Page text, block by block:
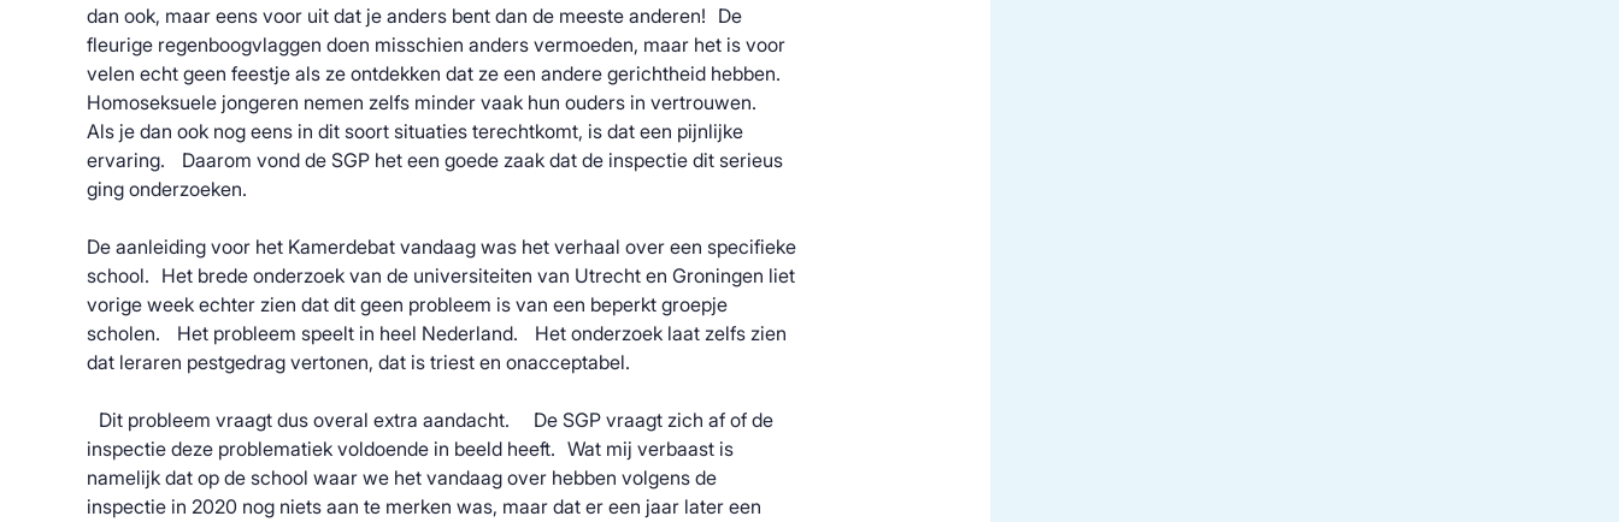
dan ook, maar eens voor uit dat je anders bent dan de meeste anderen! De
fleurige regenboogvlaggen doen misschien anders vermoeden, maar het is voor
velen echt geen feestje als ze ontdekken dat ze een andere gerichtheid hebben.
Homoseksuele jongeren nemen zelfs minder vaak hun ouders in vertrouwen.
Als je dan ook nog eens in dit soort situaties terechtkomt, is dat een pijnlijke
ervaring. Daarom vond de SGP het een goede zaak dat de inspectie dit serieus
ging onderzoeken.
De aanleiding voor het Kamerdebat vandaag was het verhaal over een specifieke
school. Het brede onderzoek van de universiteiten van Utrecht en Groningen liet
vorige week echter zien dat dit geen probleem is van een beperkt groepje
scholen. Het probleem speelt in heel Nederland. Het onderzoek laat zelfs zien
dat leraren pestgedrag vertonen, dat is triest en onacceptabel.
Dit probleem vraagt dus overal extra aandacht. De SGP vraagt zich af of de
inspectie deze problematiek voldoende in beeld heeft. Wat mij verbaast is
namelijk dat op de school waar we het vandaag over hebben volgens de
inspectie in 2020 nog niets aan te merken was, maar dat er een jaar later een